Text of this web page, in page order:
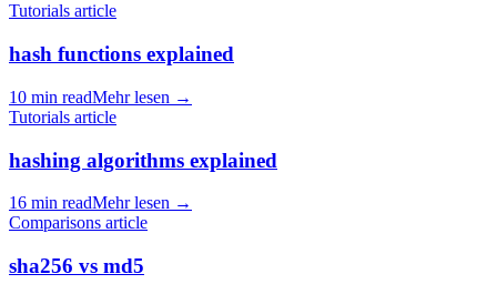
Tutorials article
hash functions explained
10 min readMehr lesen →
Tutorials article
hashing algorithms explained
16 min readMehr lesen →
Comparisons article
sha256 vs md5